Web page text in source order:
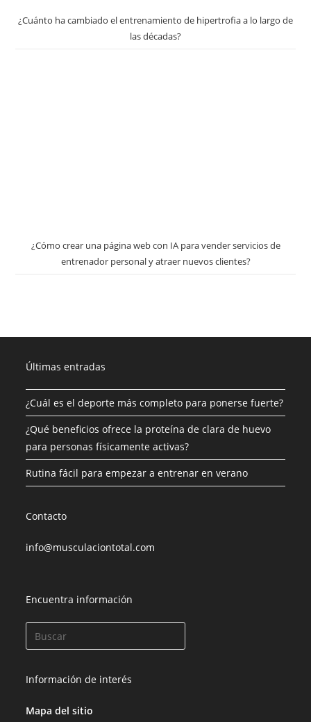
¿Cuánto ha cambiado el entrenamiento de hipertrofia a lo largo de
las décadas?
¿Cómo crear una página web con IA para vender servicios de
entrenador personal y atraer nuevos clientes?
Últimas entradas
¿Cuál es el deporte más completo para ponerse fuerte?
¿Qué beneficios ofrece la proteína de clara de huevo
para personas físicamente activas?
Rutina fácil para empezar a entrenar en verano
Contacto
info@musculaciontotal.com
Encuentra información
Información de interés
Mapa del sitio